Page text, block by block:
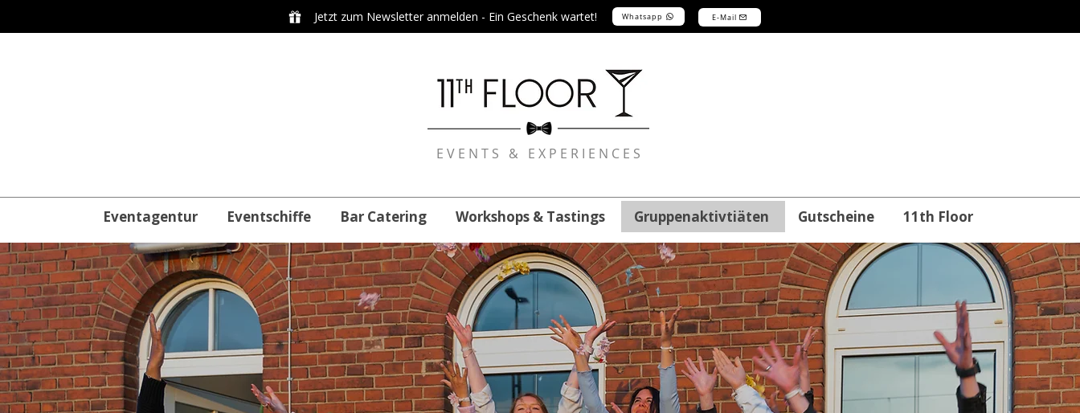
Whatsapp E-Mail
Jetzt zum Newsletter anmelden - Ein Geschenk wartet!
EVENTS & EXPERIENCES
Eventagentur Eventschiffe Bar Catering Workshops & Tastings Gruppenaktivtiäten Gutscheine 11th Floor